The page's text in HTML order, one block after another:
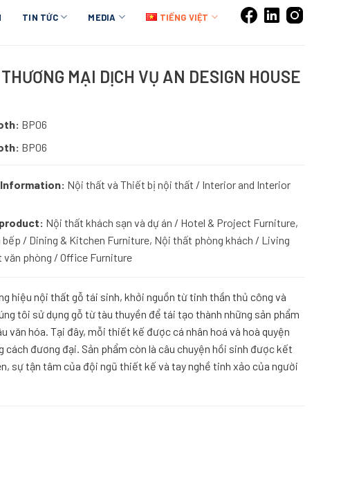
TIN TỨC MEDIA TIẾNG VIỆT
MẠI DỊCH VỤ AN DESIGN HOUSE
BP06
BP06
Nội thất và Thiết bị nội thất / Interior and Interior
Nội thất khách sạn và dự án / Hotel & Project Furniture,
bếp / Dining & Kitchen Furniture, Nội thất phòng khách / Living
phòng / Office Furniture
hiệu nội thất gỗ tái sinh, khởi nguồn từ tinh thần thủ công và
tôi sử dụng gỗ từ tàu thuyền để tái tạo thành những sản phẩm
văn hóa. Tại đây, mỗi thiết kế được cá nhân hoá và hoà quyện
cách đương đại. Sản phẩm còn là câu chuyện hồi sinh được kết
sự tận tâm của đội ngũ thiết kế và tay nghề tinh xảo của người